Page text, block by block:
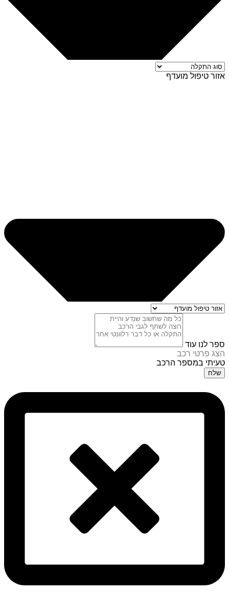
אזור טיפול מועדף
ספר לנו עוד
הצג פרטי רכב
טעיתי במספר הרכב
שלח